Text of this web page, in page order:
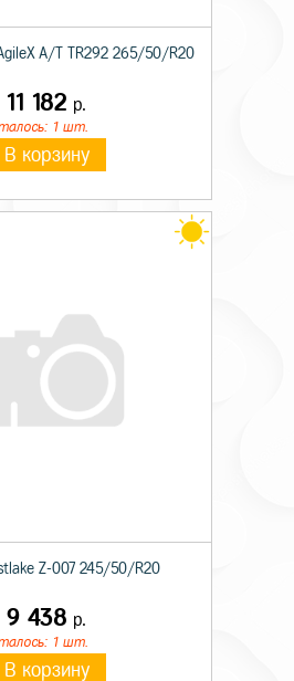
A/T TR292 265/50/R20
11 182 р.
1 шт.
В корзину
Z-007 245/50/R20
9 438 р.
1 шт.
В корзину